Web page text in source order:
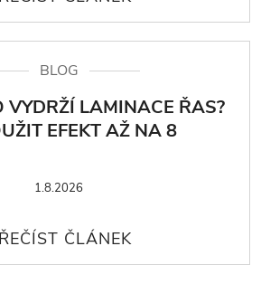
BLOG
VYDRŽÍ LAMINACE ŘAS?
EFEKT AŽ NA 8
1.8.2026